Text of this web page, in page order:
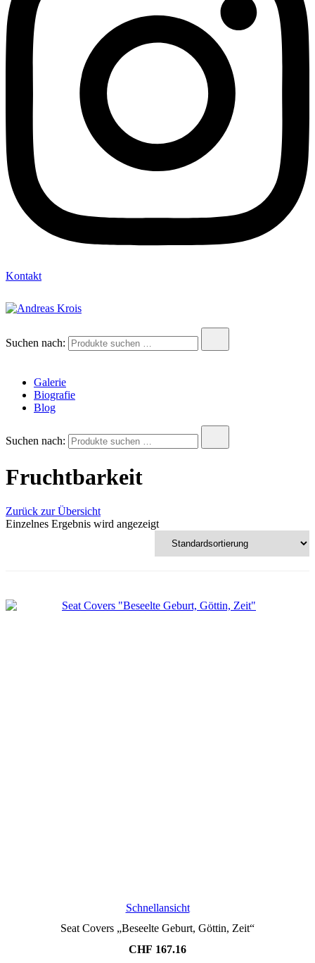
Kontakt
Suchen nach:
Galerie
Biografie
Blog
Suchen nach:
Fruchtbarkeit
Zurück zur Übersicht
Einzelnes Ergebnis wird angezeigt
Schnellansicht
Seat Covers „Beseelte Geburt, Göttin, Zeit“
CHF 167.16